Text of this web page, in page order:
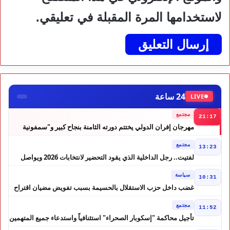
لاستخدامها المرة المقبلة في تعليقي.
LIVE 24 ساعة
21:17 مجتمع
مهرجان إفران الدولي يختتم دورته الثامنة بنجاح كبير و"سمفونية
13:23 مجتمع
لفتيت.. رجل الداخلية الذي يقود التحضير لانتخابات 2026 ويواصل
10:31 سياسة
غضب داخل حزب الاستقلال بالحسيمة بسبب تفويض مضيان اقتراح
11:52 مجتمع
تأجيل محاكمة "إسكوبار الصحراء" استئنافياً واستدعاء جميع المتهمين